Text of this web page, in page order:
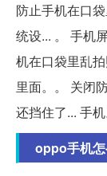
防止手机在口
统设... 。 手机
机在口袋里乱
里面。。 关闭
还挡住了... 手机
oppo手机